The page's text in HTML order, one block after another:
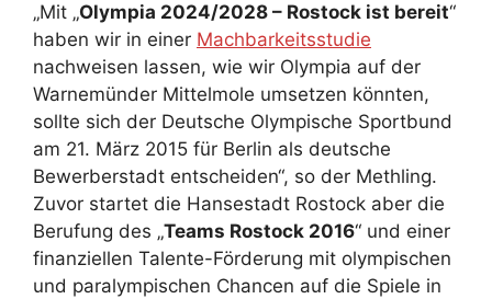
„Mit „Olympia 2024/2028 – Rostock ist bereit“
haben wir in einer Machbarkeitsstudie
nachweisen lassen, wie wir Olympia auf der
Warnemünder Mittelmole umsetzen könnten,
sollte sich der Deutsche Olympische Sportbund
am 21. März 2015 für Berlin als deutsche
Bewerberstadt entscheiden“, so der Methling.
Zuvor startet die Hansestadt Rostock aber die
Berufung des „Teams Rostock 2016“ und einer
finanziellen Talente-Förderung mit olympischen
und paralympischen Chancen auf die Spiele in